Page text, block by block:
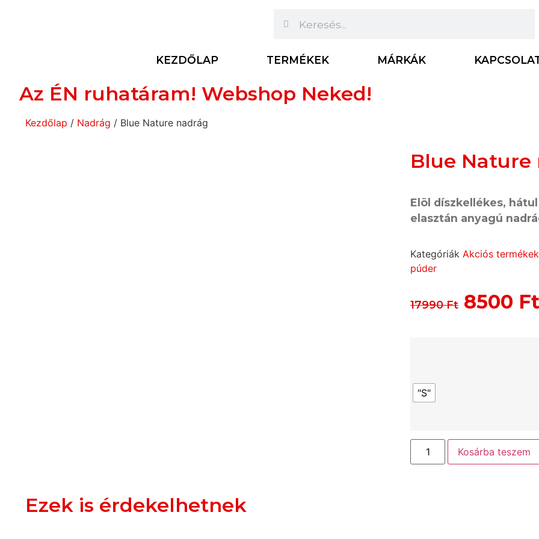
KEZDŐLAP TERMÉKEK MÁRKÁK
Az ÉN ruhatáram! Webshop Neked!
Kezdőlap / Nadrág / Blue Nature nadrág
Blue Nature
Elöl díszkellékes,
elasztán anyagú
Kategóriák Akciós termékek
púder
17990Ft 8500 Ft
"S"
Kosárba teszem
Ezek is érdekelhetnek